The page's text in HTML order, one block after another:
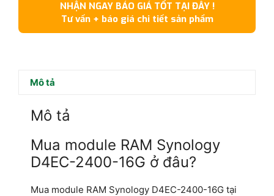
NHẬN NGAY BÁO GIÁ TỐT TẠI ĐÂY !
Tư vấn + báo giá chi tiết sản phẩm
Mô tả
Mô tả
Mua module RAM Synology
D4EC-2400-16G ở đâu?
Mua module RAM Synology D4EC-2400-16G tại